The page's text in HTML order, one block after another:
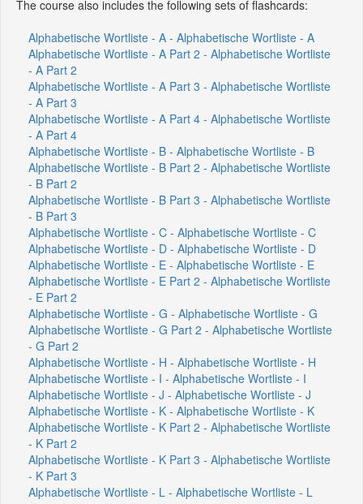
The course also includes the following sets of flashcards:
Alphabetische Wortliste - A - Alphabetische Wortliste - A
Alphabetische Wortliste - A Part 2 - Alphabetische Wortliste
- A Part 2
Alphabetische Wortliste - A Part 3 - Alphabetische Wortliste
- A Part 3
Alphabetische Wortliste - A Part 4 - Alphabetische Wortliste
- A Part 4
Alphabetische Wortliste - B - Alphabetische Wortliste - B
Alphabetische Wortliste - B Part 2 - Alphabetische Wortliste
- B Part 2
Alphabetische Wortliste - B Part 3 - Alphabetische Wortliste
- B Part 3
Alphabetische Wortliste - C - Alphabetische Wortliste - C
Alphabetische Wortliste - D - Alphabetische Wortliste - D
Alphabetische Wortliste - E - Alphabetische Wortliste - E
Alphabetische Wortliste - E Part 2 - Alphabetische Wortliste
- E Part 2
Alphabetische Wortliste - G - Alphabetische Wortliste - G
Alphabetische Wortliste - G Part 2 - Alphabetische Wortliste
- G Part 2
Alphabetische Wortliste - H - Alphabetische Wortliste - H
Alphabetische Wortliste - I - Alphabetische Wortliste - I
Alphabetische Wortliste - J - Alphabetische Wortliste - J
Alphabetische Wortliste - K - Alphabetische Wortliste - K
Alphabetische Wortliste - K Part 2 - Alphabetische Wortliste
- K Part 2
Alphabetische Wortliste - K Part 3 - Alphabetische Wortliste
- K Part 3
Alphabetische Wortliste - L - Alphabetische Wortliste - L